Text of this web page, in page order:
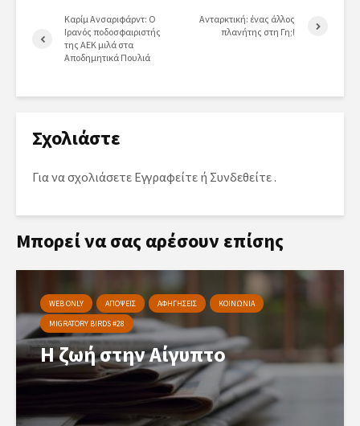
Καρίμ Ανσαριφάρντ: Ο
Ιρανός ποδοσφαιριστής
της ΑΕΚ μιλά στα
Αποδημητικά Πουλιά
Ανταρκτική: ένας άλλος
πλανήτης στη Γη;!
Σχολιάστε
Για να σχολιάσετε Εγγραφείτε ή Συνδεθείτε .
Μπορεί να σας αρέσουν επίσης
WEB ONLY ΑΠΟΨΕΙΣ ΑΦΗΓΗΣΕΙΣ
ΚΟΙΝΩΝΙΑ
MIGRATORY BIRDS #28
Η ζωή στην Αίγυπτο